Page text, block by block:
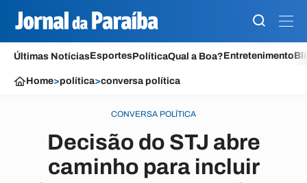
Últimas NotíciasEsportesPolíticaQual a Boa?Entretenimento
Home>política>conversa política
CONVERSA POLÍTICA
Decisão do STJ abre
caminho para incluir